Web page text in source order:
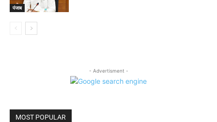
पंजाब
- Advertisment -
MOST POPULAR